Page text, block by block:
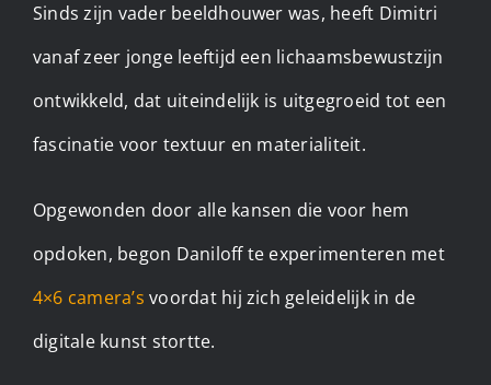
Sinds zijn vader beeldhouwer was, heeft Dimitri
vanaf zeer jonge leeftijd een lichaamsbewustzijn
ontwikkeld, dat uiteindelijk is uitgegroeid tot een
fascinatie voor textuur en materialiteit.
Opgewonden door alle kansen die voor hem
opdoken, begon Daniloff te experimenteren met
4×6 camera’s voordat hij zich geleidelijk in de
digitale kunst stortte. ​